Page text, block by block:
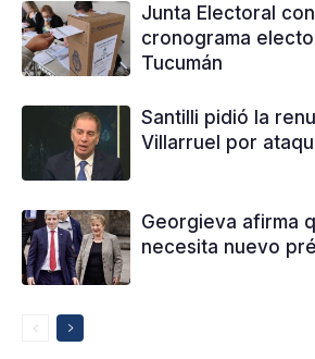
Junta Electoral
cronograma
Tucumán
Santilli pidió la
Villarruel por
Georgieva afirma
necesita nuevo